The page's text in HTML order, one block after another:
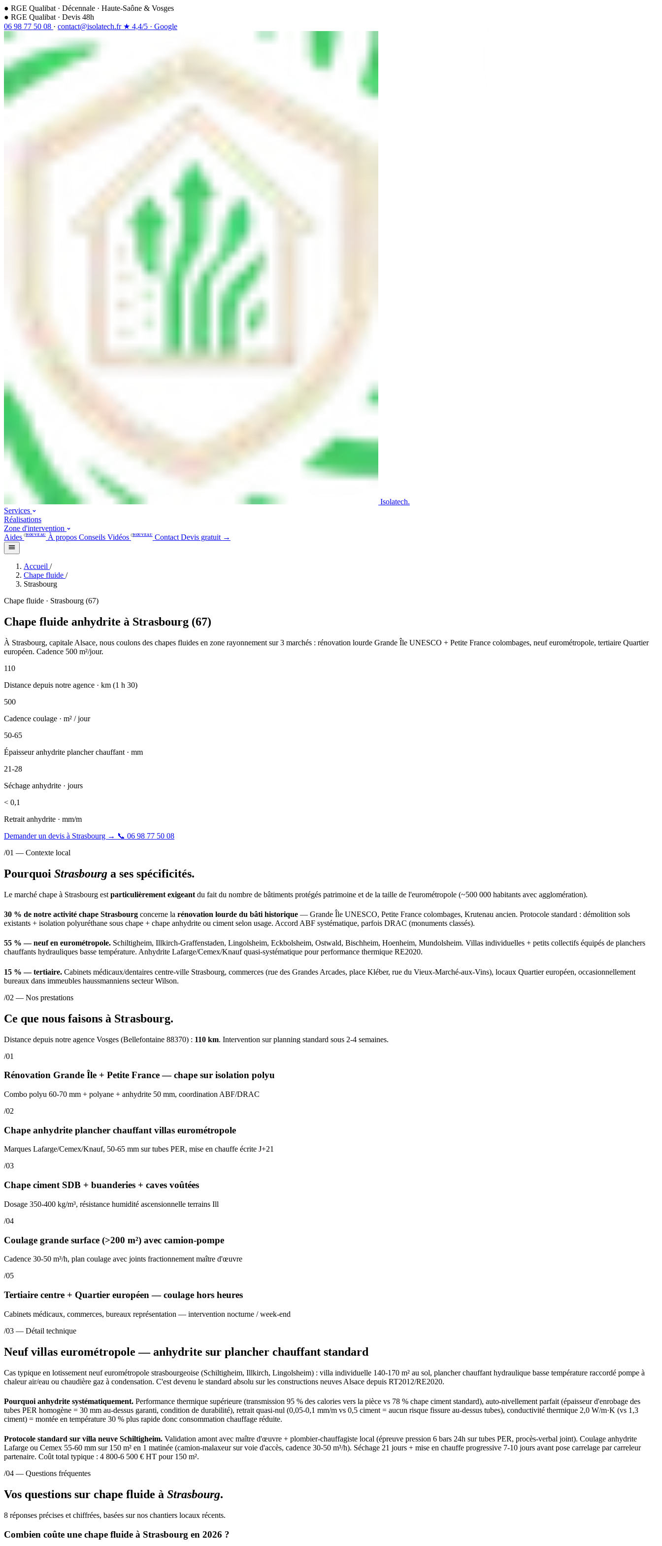
● RGE Qualibat · Décennale · Haute-Saône & Vosges
● RGE Qualibat · Devis 48h
06 98 77 50 08 · contact@isolatech.fr ★ 4,4/5 · Google
Isolatech.
Services
Réalisations
Zone d'intervention
Aides NOUVEAU À propos Conseils Vidéos NOUVEAU Contact Devis gratuit →
Accueil /
Chape fluide /
Strasbourg
Chape fluide · Strasbourg (67)
Chape fluide anhydrite à Strasbourg (67)
À Strasbourg, capitale Alsace, nous coulons des chapes fluides en zone rayonnement sur 3 marchés : rénovation lourde Grande Île UNESCO + Petite France colombages, neuf eurométropole, tertiaire Quartier
européen. Cadence 500 m²/jour.
110
Distance depuis notre agence · km (1 h 30)
500
Cadence coulage · m² / jour
50-65
Épaisseur anhydrite plancher chauffant · mm
21-28
Séchage anhydrite · jours
< 0,1
Retrait anhydrite · mm/m
Demander un devis à Strasbourg → 📞 06 98 77 50 08
/01 — Contexte local
Pourquoi Strasbourg a ses spécificités.
Le marché chape à Strasbourg est particulièrement exigeant du fait du nombre de bâtiments protégés patrimoine et de la taille de l'eurométropole (~500 000 habitants avec agglomération).
30 % de notre activité chape Strasbourg concerne la rénovation lourde du bâti historique — Grande Île UNESCO, Petite France colombages, Krutenau ancien. Protocole standard : démolition sols
existants + isolation polyuréthane sous chape + chape anhydrite ou ciment selon usage. Accord ABF systématique, parfois DRAC (monuments classés).
55 % — neuf en eurométropole. Schiltigheim, Illkirch-Graffenstaden, Lingolsheim, Eckbolsheim, Ostwald, Bischheim, Hoenheim, Mundolsheim. Villas individuelles + petits collectifs équipés de planchers
chauffants hydrauliques basse température. Anhydrite Lafarge/Cemex/Knauf quasi-systématique pour performance thermique RE2020.
15 % — tertiaire. Cabinets médicaux/dentaires centre-ville Strasbourg, commerces (rue des Grandes Arcades, place Kléber, rue du Vieux-Marché-aux-Vins), locaux Quartier européen, occasionnellement
bureaux dans immeubles haussmanniens secteur Wilson.
/02 — Nos prestations
Ce que nous faisons à Strasbourg.
Distance depuis notre agence Vosges (Bellefontaine 88370) : 110 km. Intervention sur planning standard sous 2-4 semaines.
/01
Rénovation Grande Île + Petite France — chape sur isolation polyu
Combo polyu 60-70 mm + polyane + anhydrite 50 mm, coordination ABF/DRAC
/02
Chape anhydrite plancher chauffant villas eurométropole
Marques Lafarge/Cemex/Knauf, 50-65 mm sur tubes PER, mise en chauffe écrite J+21
/03
Chape ciment SDB + buanderies + caves voûtées
Dosage 350-400 kg/m³, résistance humidité ascensionnelle terrains Ill
/04
Coulage grande surface (>200 m²) avec camion-pompe
Cadence 30-50 m³/h, plan coulage avec joints fractionnement maître d'œuvre
/05
Tertiaire centre + Quartier européen — coulage hors heures
Cabinets médicaux, commerces, bureaux représentation — intervention nocturne / week-end
/03 — Détail technique
Neuf villas eurométropole — anhydrite sur plancher chauffant standard
Cas typique en lotissement neuf eurométropole strasbourgeoise (Schiltigheim, Illkirch, Lingolsheim) : villa individuelle 140-170 m² au sol, plancher chauffant hydraulique basse température raccordé pompe à
chaleur air/eau ou chaudière gaz à condensation. C'est devenu le standard absolu sur les constructions neuves Alsace depuis RT2012/RE2020.
Pourquoi anhydrite systématiquement. Performance thermique supérieure (transmission 95 % des calories vers la pièce vs 78 % chape ciment standard), auto-nivellement parfait (épaisseur d'enrobage des
tubes PER homogène = 30 mm au-dessus garanti, condition de durabilité), retrait quasi-nul (0,05-0,1 mm/m vs 0,5 ciment = aucun risque fissure au-dessus tubes), conductivité thermique 2,0 W/m·K (vs 1,3
ciment) = montée en température 30 % plus rapide donc consommation chauffage réduite.
Protocole standard sur villa neuve Schiltigheim. Validation amont avec maître d'œuvre + plombier-chauffagiste local (épreuve pression 6 bars 24h sur tubes PER, procès-verbal joint). Coulage anhydrite
Lafarge ou Cemex 55-60 mm sur 150 m² en 1 matinée (camion-malaxeur sur voie d'accès, cadence 30-50 m³/h). Séchage 21 jours + mise en chauffe progressive 7-10 jours avant pose carrelage par carreleur
partenaire. Coût total typique : 4 800-6 500 € HT pour 150 m².
/04 — Questions fréquentes
Vos questions sur chape fluide à Strasbourg.
8 réponses précises et chiffrées, basées sur nos chantiers locaux récents.
Combien coûte une chape fluide à Strasbourg en 2026 ?